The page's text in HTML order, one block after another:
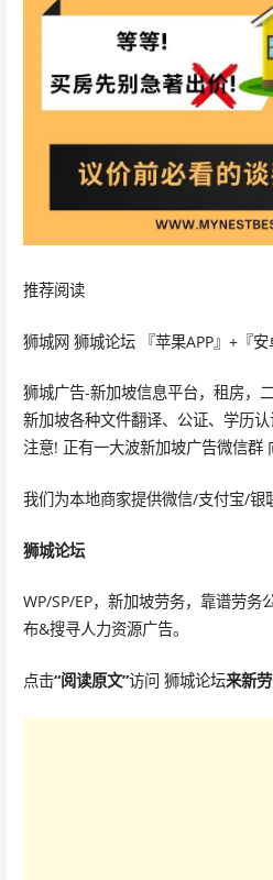
推荐阅读
狮城网 狮城论坛 『苹果APP』+『
狮城广告-新加坡信息平台，租房，
新加坡各种文件翻译、公证、学历
注意! 正有一大波新加坡广告微信群
我们为本地商家提供微信/支付宝/银
狮城论坛
WP/SP/EP，新加坡劳务，靠谱劳务
布&搜寻人力资源广告。
点击“阅读原文”访问 狮城论坛来新